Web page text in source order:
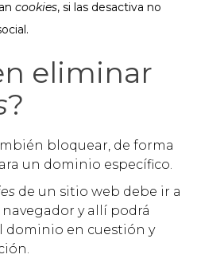
cookies, si las desactiva no
eliminar
?
bloquear, de forma
un dominio específico.
de un sitio web debe ir a
y allí podrá
dominio en cuestión y